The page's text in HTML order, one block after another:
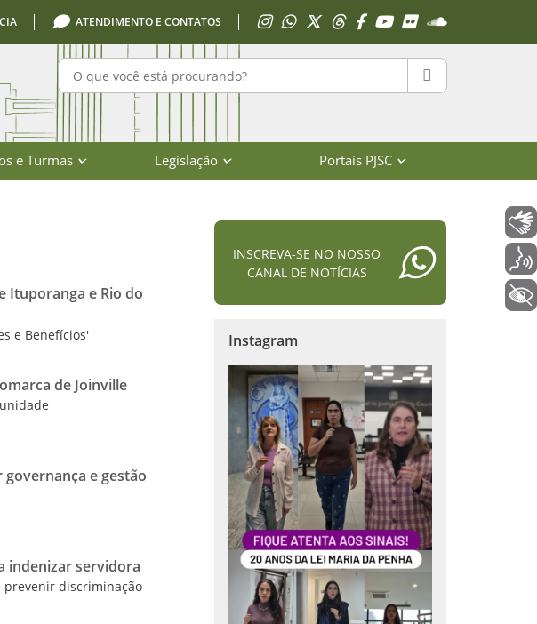
ATENDIMENTO E CONTATOS Acessar Instagram
Acessar WhatsApp
Acessar XAcessar Threads
Acessar Facebook
Acessar YouTube
Acessar Flickr
Acessar
Pesquisar no portal PESQUISAR
e Turmas Legislação Portais PJSC
Ituporanga e Rio do
e Benefícios'
de Joinville
e gestão
indenizar servidora
prevenir discriminação
INSCREVA-SE NO NOSSO
CANAL DE NOTÍCIAS
Instagram
Libras
+ Acessibilidade